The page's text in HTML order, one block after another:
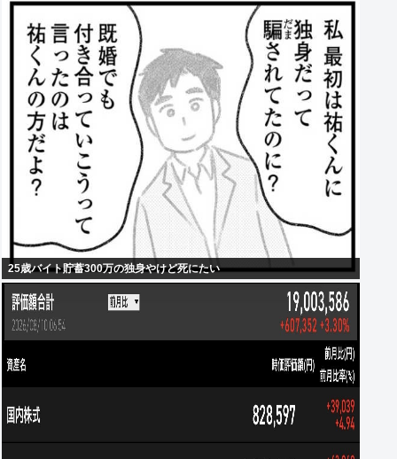
25歳バイト貯蓄300万の独身やけど死にたい